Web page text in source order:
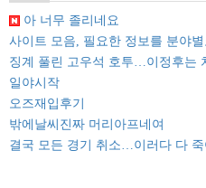
아 너무 졸리네요
사이트 모음, 필요한 정보를 분야
징계 풀린 고우석 호투…이정후는
일야시작
오즈재입후기
밖에날씨진짜 머리아프네여
결국 모든 경기 취소…이러다 다 죽어